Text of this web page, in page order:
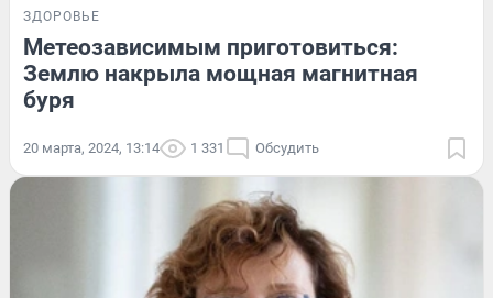
ЗДОРОВЬЕ
Метеозависимым приготовиться:
Землю накрыла мощная магнитная
буря
20 марта, 2024, 13:14 1 331 Обсудить